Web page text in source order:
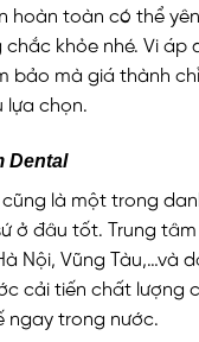
hoàn toàn có thể
khỏe nhé. Vi
bảo mà giá thành
lựa chọn.
Dental
cũng là một trong
ở đâu tốt. Trung
Nội, Vũng Tàu,…và
cải tiến chất lượng
ngay trong nước.